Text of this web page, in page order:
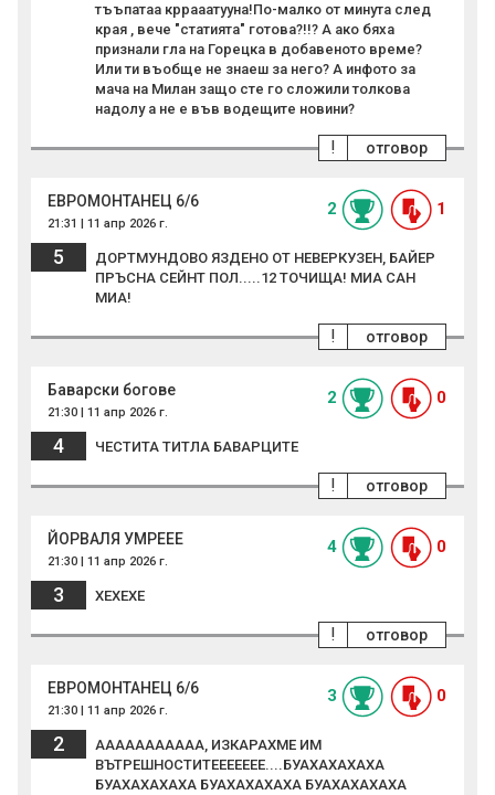
тъъпатаа кррааатууна!По-малко от минута след
края , вече "статията" готова?!!? А ако бяха
признали гла на Горецка в добавеното време?
Или ти въобще не знаеш за него? А инфото за
мача на Милан защо сте го сложили толкова
надолу а не е във водещите новини?
отговор
!
ЕВРОМОНТАНЕЦ 6/6
21:31 | 11 апр 2026 г.
2 1
5
ДОРТМУНДОВО ЯЗДЕНО ОТ НЕВЕРКУЗЕН, БАЙЕР
ПРЪСНА СЕЙНТ ПОЛ.....12 ТОЧИЩА! МИА САН
МИА!
отговор
!
Баварски богове
21:30 | 11 апр 2026 г.
2 0
4 ЧЕСТИТА ТИТЛА БАВАРЦИТЕ
отговор
!
ЙОРВАЛЯ УМРЕЕЕ
21:30 | 11 апр 2026 г.
4 0
3 ХЕХЕХЕ
отговор
!
ЕВРОМОНТАНЕЦ 6/6
21:30 | 11 апр 2026 г.
3 0
2
ААААААААААА, ИЗКАРАХМЕ ИМ
ВЪТРЕШНОСТИТЕЕЕЕЕЕЕ....БУАХАХАХАХА
БУАХАХАХАХА БУАХАХАХАХА БУАХАХАХАХА